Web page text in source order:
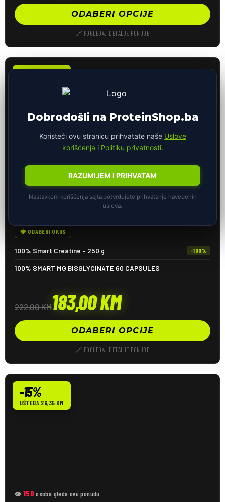
ODABERI OPCIJE
🔗 POGLEDAJ DETALJE PONUDE
osoba gleda ovu ponudu
STARTER PACK
🍓 ODABERI OKUS
100% Smart Creatine – 250 g -100%
100% SMART MG BISGLYCINATE 60 CAPSULES
222,00KM183,00KM
ODABERI OPCIJE
🔗 POGLEDAJ DETALJE PONUDE
-15%
UŠTEDA 26,35 KM
👁 150 osoba gleda ovu ponudu
Dobrodošli na ProteinShop.ba
Koristeći ovu stranicu prihvatate naše Uslove
korišćenja i Politiku privatnosti.
RAZUMIJEM I PRIHVATAM
Nastavkom korišćenja sajta potvrđujete prihvatanje navedenih
uslova.